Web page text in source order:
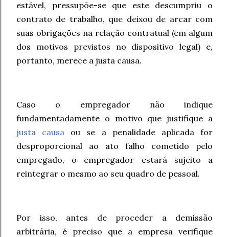
estável, pressupõe-se que este descumpriu o
contrato de trabalho, que deixou de arcar com
suas obrigações na relação contratual (em algum
dos motivos previstos no dispositivo legal) e,
portanto, merece a justa causa.
Caso o empregador não indique
fundamentadamente o motivo que justifique a
justa causa ou se a penalidade aplicada for
desproporcional ao ato falho cometido pelo
empregado, o empregador estará sujeito a
reintegrar o mesmo ao seu quadro de pessoal.
Por isso, antes de proceder a demissão
arbitrária, é preciso que a empresa verifique